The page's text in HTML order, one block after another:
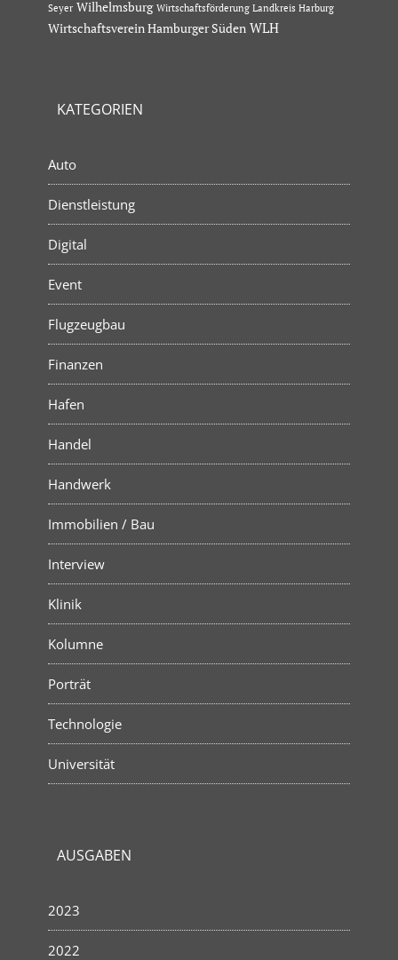
Seyer Wilhelmsburg Wirtschaftsförderung Landkreis Harburg
Wirtschaftsverein Hamburger Süden WLH
KATEGORIEN
Auto
Dienstleistung
Digital
Event
Flugzeugbau
Finanzen
Hafen
Handel
Handwerk
Immobilien / Bau
Interview
Klinik
Kolumne
Porträt
Technologie
Universität
AUSGABEN
2023
2022